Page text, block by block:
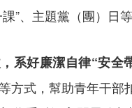
”、主題黨（團）日
系好廉潔自律“安全
方式，幫助青年干部